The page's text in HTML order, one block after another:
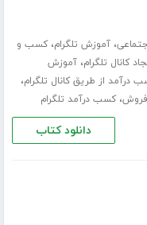
،آموزش تلگرام،کسب و
کانال تلگرام،آموزش
درآمد از طریق کانال تلگرام،
فروش،کسب درآمد تلگرام
دانلود کتاب